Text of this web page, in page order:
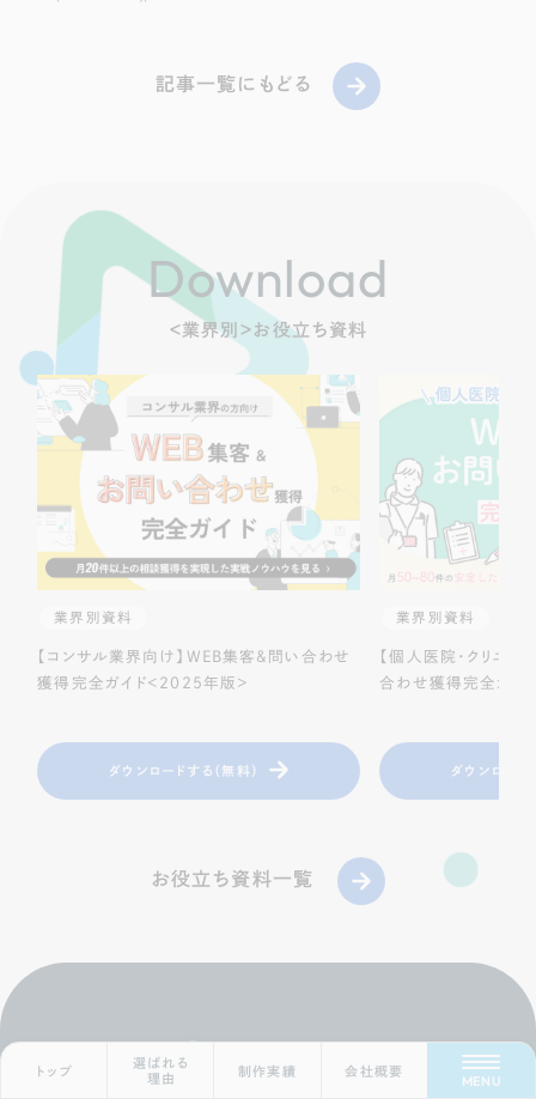
Scroll Down
トップ
選ばれる
理由
制作実績 会社概要
MENU
記事一覧にもどる
Download
＜業界別＞お役立ち資料
業界別資料
【コンサル業界向け】WEB集客＆問い合わせ
獲得完全ガイド＜2025年版＞
ダウンロードする（無料）
業界別資料
【個人医院・クリニッ
合わせ獲得完全ガイ
ダウンロード
お役立ち資料一覧
Contact